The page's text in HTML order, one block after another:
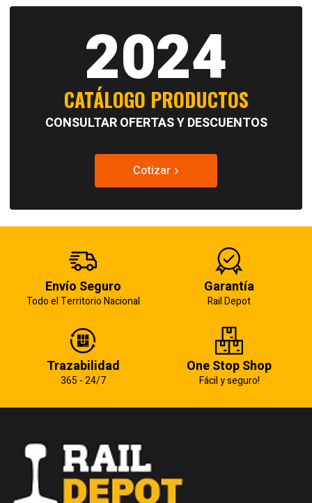
2024
CATÁLOGO PRODUCTOS
CONSULTAR OFERTAS Y DESCUENTOS
Cotizar
Envío Seguro
Todo el Territorio Nacional
Garantía
Rail Depot
Trazabilidad
365 - 24/7
One Stop Shop
Fácil y seguro!